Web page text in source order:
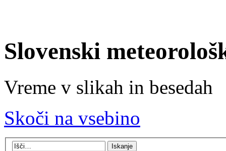
Slovenski
Vreme v slikah in besedah
Skoči na vsebino